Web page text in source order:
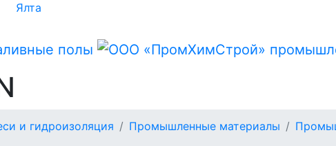
Ялта
и гидроизоляция Промышленные материалы